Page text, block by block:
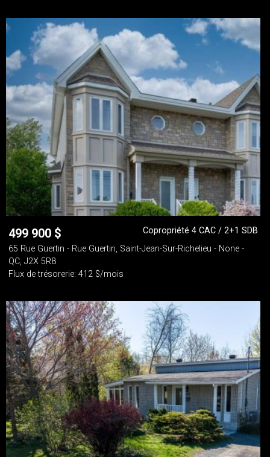
499 900 $
Copropriété 4 CAC / 2+1 SDB
65 Rue Guertin - Rue Guertin, Saint-Jean-Sur-Richelieu - None -
QC, J2X 5R8
Flux de trésorerie: 412 $/mois